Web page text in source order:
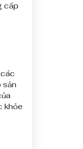
cấp
sản
khỏe